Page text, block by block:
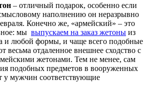
– отличный подарок, особенно если
наполнению он неразрывно
Конечно же, «армейский» – это
мы выпускаем на заказ жетоны из
и любой формы, и чаще всего подобные
весьма отдаленное внешнее сходство с
жетонами. Тем не менее, сам
подобных предметов в вооруженных
у мужчин соответствующие